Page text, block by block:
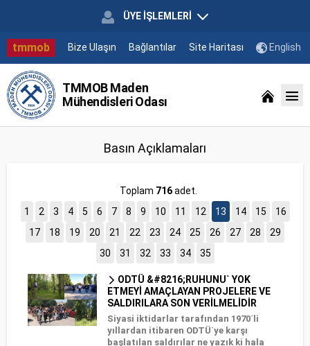
ÜYE İŞLEMLERİ
tmmob Bize Ulaşın Bağlantılar Site Haritası English
TMMOB Maden
Mühendisleri Odası
Basın Açıklamaları
Toplam 716adet.
1
2 3 4 5 6 7 8 9 10 11 12 13 14 15
16
17
18 19 20 21 22 23 24 25 26 27 28
29
30
31 32 33 34 35
ODTÜ &#8216;RUHUNU` YOK
ETMEYİ AMAÇLAYAN PROJELERE VE
SALDIRILARA SON VERİLMELİDİR
Siyasi iktidarlar tarafından 1970`li
yıllardan itibaren ODTÜ`ye karşı
başlatılan saldırılar ne yazık ki hala